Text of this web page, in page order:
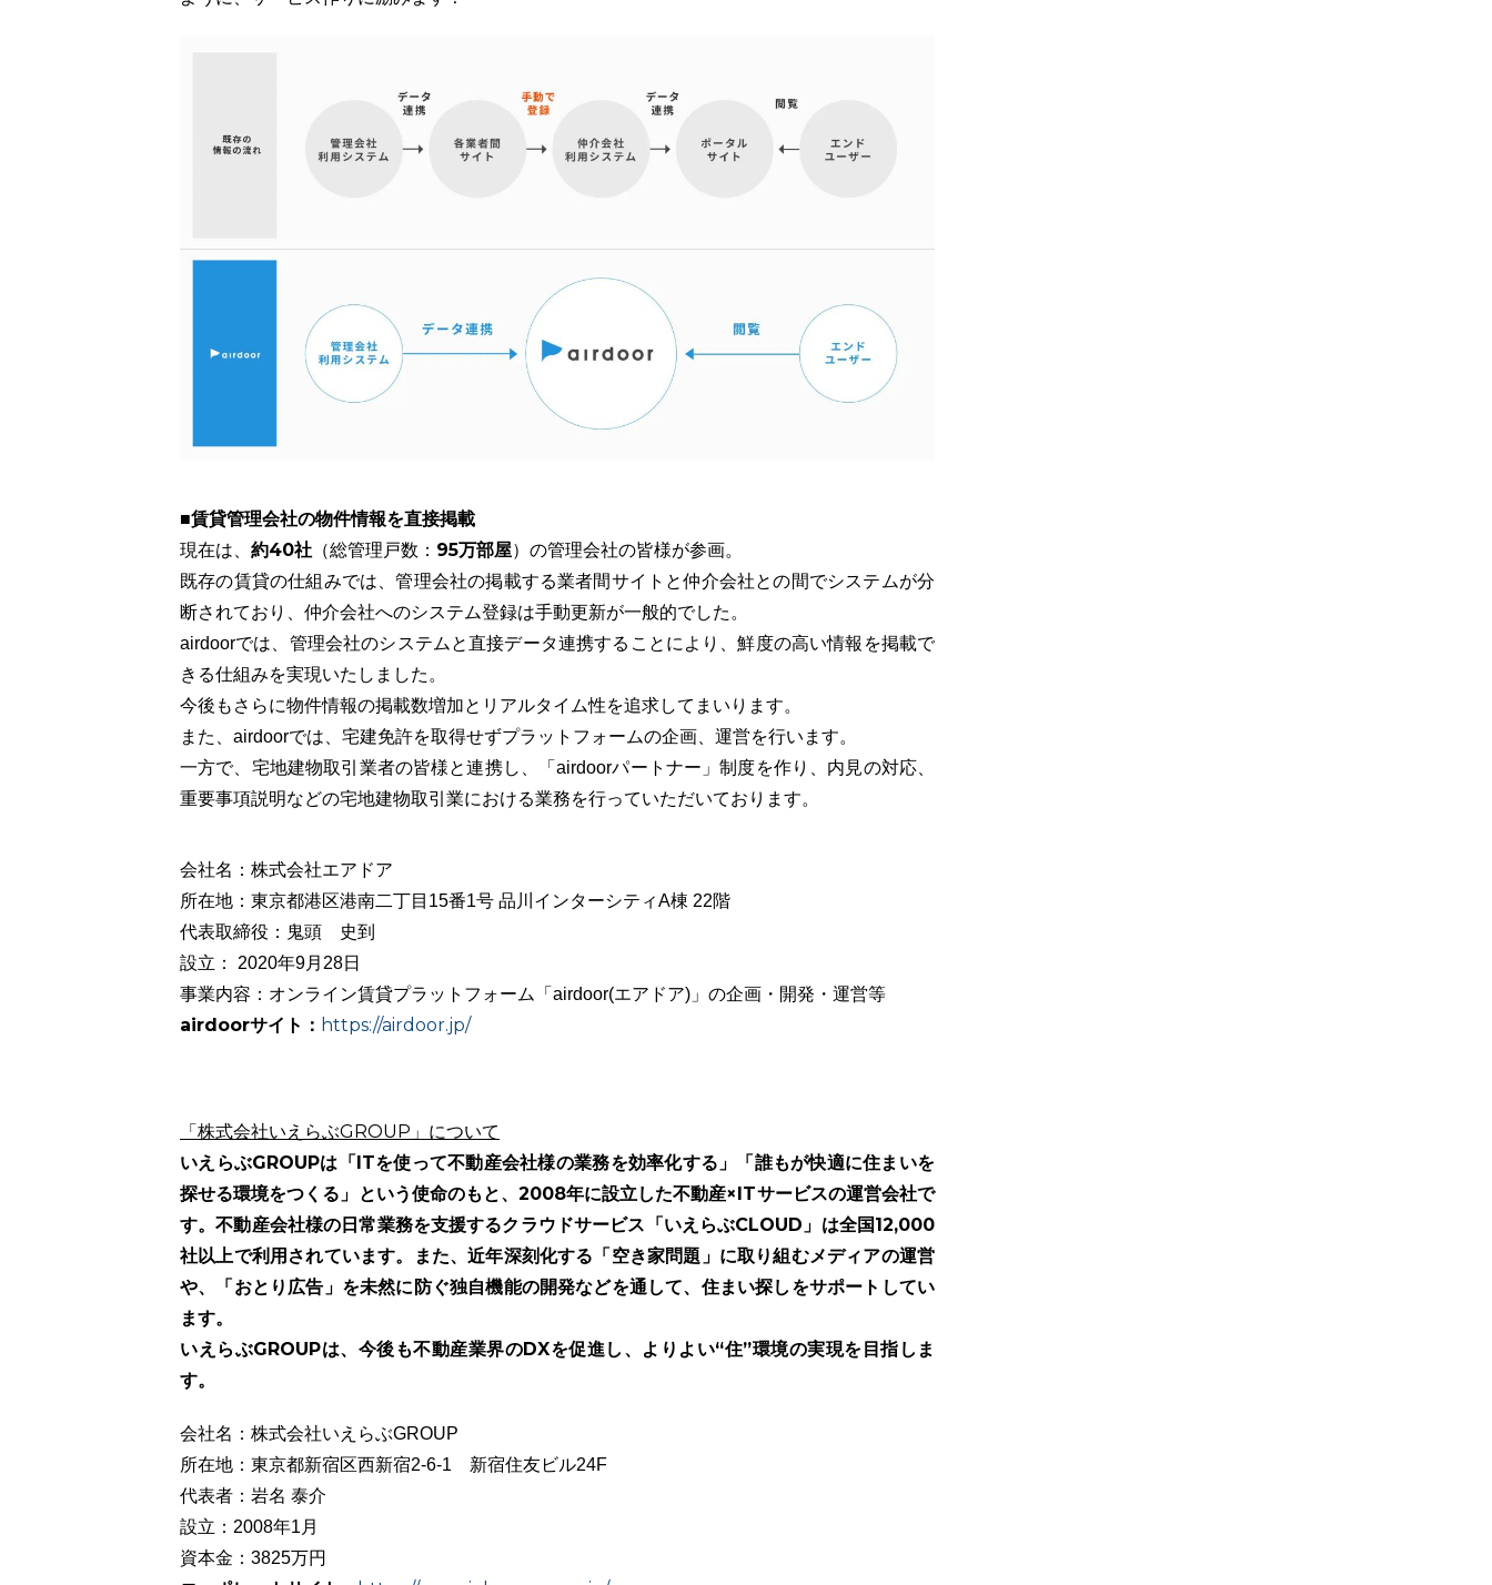
■賃貸管理会社の物件情報を直接掲載
現在は、 約40社 （総管理戸数： 95万部屋）の管理会社の皆様が参画。
既存の賃貸の仕組みでは、管理会社の掲載する業者間サイトと仲介会社との間でシステムが分
断されており、仲介会社へのシステム登録は手動更新が一般的でした。
airdoorでは、管理会社のシステムと直接データ連携することにより、鮮度の高い情報を掲載で
きる仕組みを実現いたしました。
今後もさらに物件情報の掲載数増加とリアルタイム性を追求してまいります。
また、airdoorでは、宅建免許を取得せずプラットフォームの企画、運営を行います。
一方で、宅地建物取引業者の皆様と連携し、「airdoorパートナー」制度を作り、内見の対応、
重要事項説明などの宅地建物取引業における業務を行っていただいております。
会社名：株式会社エアドア
所在地：東京都港区港南二丁目15番1号 品川インターシティA棟 22階
代表取締役：鬼頭 史到
設立： 2020年9月28日
事業内容：オンライン賃貸プラットフォーム「airdoor(エアドア)」の企画・開発・運営等
airdoorサイト： https://airdoor.jp/
「株式会社いえらぶGROUP」について
いえらぶGROUPは「ITを使って不動産会社様の業務を効率化する」「誰もが快適に住まいを
探せる環境をつくる」という使命のもと、2008年に設立した不動産×ITサービスの運営会社で
す。不動産会社様の日常業務を支援するクラウドサービス「いえらぶCLOUD」は全国12,000
社以上で利用されています。また、近年深刻化する「空き家問題」に取り組むメディアの運営
や、「おとり広告」を未然に防ぐ独自機能の開発などを通して、住まい探しをサポートしてい
ます。
いえらぶGROUPは、今後も不動産業界のDXを促進し、よりよい“住”環境の実現を目指しま
す。
会社名：株式会社いえらぶGROUP
所在地：東京都新宿区西新宿2-6-1 新宿住友ビル24F
代表者：岩名 泰介
設立：2008年1月
資本金：3825万円